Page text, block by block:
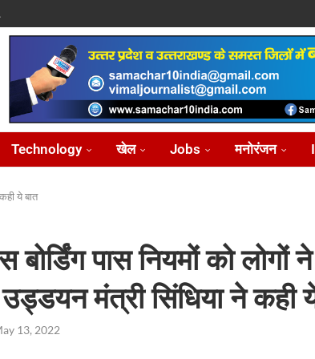
Technology खेल Jobs मनोरंजन
ये बात
बोर्डिंग पास नियमों को लोगों
उड्डयन मंत्री सिंधिया ने कही
13, 2022